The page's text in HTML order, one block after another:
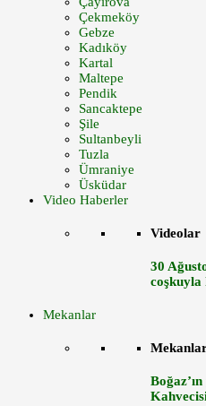
Çekmeköy
Gebze
Kadıköy
Kartal
Maltepe
Pendik
Sancaktepe
Şile
Sultanbeyli
Tuzla
Ümraniye
Üsküdar
Video Haberler
Videolar
30
coşkuyla
Mekanlar